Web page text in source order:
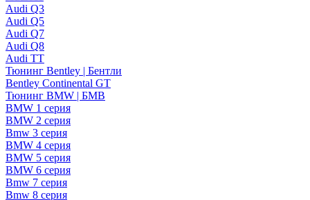
Audi Q3
Audi Q5
Audi Q7
Audi Q8
Audi TT
Тюнинг Bentley | Бентли
Bentley Continental GT
Тюнинг BMW | БМВ
BMW 1 серия
BMW 2 серия
Bmw 3 серия
BMW 4 серия
BMW 5 серия
BMW 6 серия
Bmw 7 серия
Bmw 8 серия